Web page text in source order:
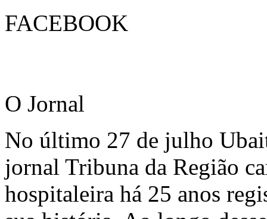
FACEBOOK
O Jornal
No último 27 de julho
jornal Tribuna da Região
hospitaleira há 25 anos